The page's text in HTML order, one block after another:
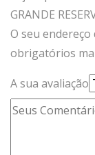
GRANDE
O seu
obrigatórios
A sua avaliação